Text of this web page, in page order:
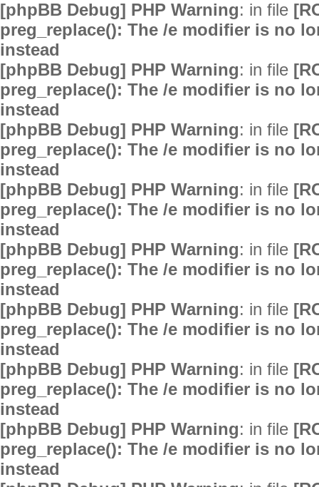
[phpBB Debug] PHP Warning: in file
preg_replace(): The /e modifier is no
instead
[phpBB Debug] PHP Warning: in file
preg_replace(): The /e modifier is no
instead
[phpBB Debug] PHP Warning: in file
preg_replace(): The /e modifier is no
instead
[phpBB Debug] PHP Warning: in file
preg_replace(): The /e modifier is no
instead
[phpBB Debug] PHP Warning: in file
preg_replace(): The /e modifier is no
instead
[phpBB Debug] PHP Warning: in file
preg_replace(): The /e modifier is no
instead
[phpBB Debug] PHP Warning: in file
preg_replace(): The /e modifier is no
instead
[phpBB Debug] PHP Warning: in file
preg_replace(): The /e modifier is no
instead